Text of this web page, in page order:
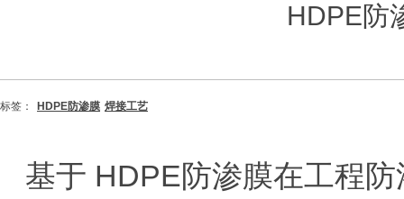
HDPE防
标签： HDPE防渗膜 焊接工艺
基于 HDPE防渗膜在工程